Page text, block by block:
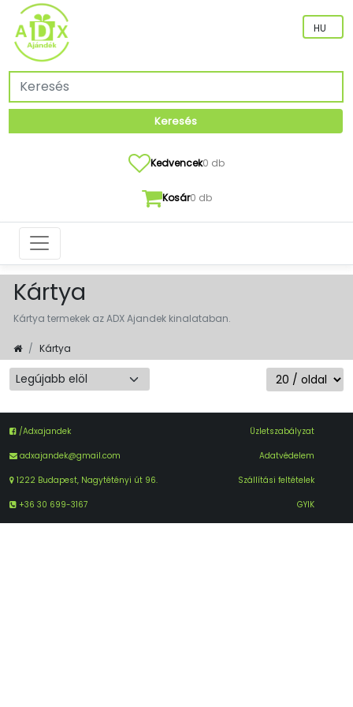
Keresés
Kedvencek0 db
Kosár0 db
Kártya
Kártya termekek az ADX Ajandek kinalataban.
Kártya
/Adxajandek Üzletszabályzat
adxajandek@gmail.com Adatvédelem
1222 Budapest, Nagytétényi út 96. Szállítási feltételek
+36 30 699-3167 GYIK